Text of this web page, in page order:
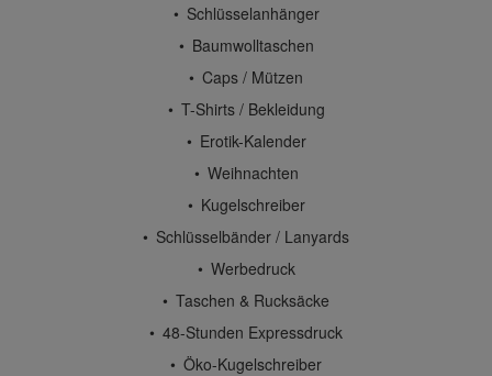
Schlüsselanhänger
Baumwolltaschen
Caps / Mützen
T-Shirts / Bekleidung
Erotik-Kalender
Weihnachten
Kugelschreiber
Schlüsselbänder / Lanyards
Werbedruck
Taschen & Rucksäcke
48-Stunden Expressdruck
Öko-Kugelschreiber